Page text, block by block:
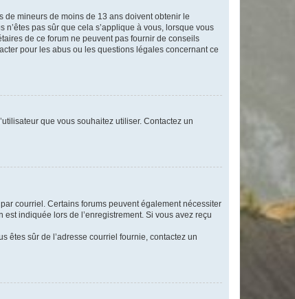
mineurs de moins de 13 ans doivent obtenir le
pas sûr que cela s’applique à vous, lorsque vous
de ce forum ne peuvent pas fournir de conseils
pour les abus ou les questions légales concernant ce
que vous souhaitez utiliser. Contactez un
courriel. Certains forums peuvent également nécessiter
indiquée lors de l’enregistrement. Si vous avez reçu
êtes sûr de l’adresse courriel fournie, contactez un